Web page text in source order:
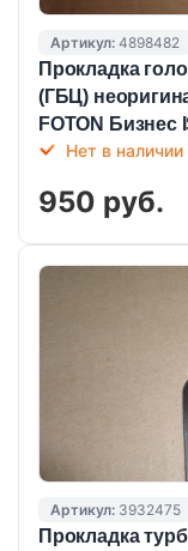
Артикул: 4898482
Прокладка
(ГБЦ)
FOTON Бизнес
Нет в наличии
950 руб.
Артикул: 3932475
Прокладка